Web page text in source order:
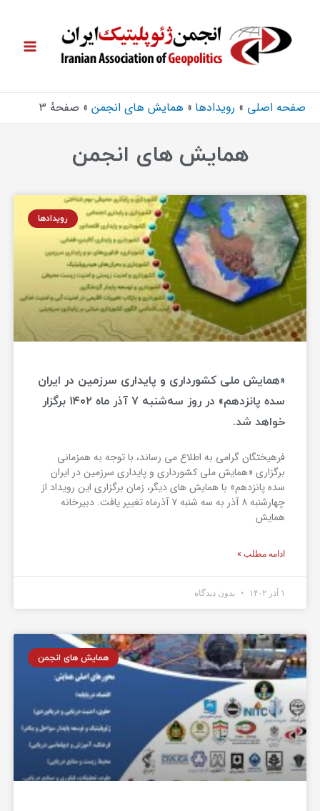
صفحه اصلی رویدادها همایش های انجمن صفحهٔ ۳
همایش های انجمن
رویدادها
«همایش ملی کشورداری و پایداری سرزمین در ایران
سده پانزدهم» در روز سه‌شنبه ۷ آذر ماه ۱۴۰۲ برگزار
خواهد شد.
فرهیختگان گرامی به اطلاع می رساند، با توجه به همزمانی
برگزاری «همایش ملی کشورداری و پایداری سرزمین در ایران
سده پانزدهم» با همایش های دیگر، زمان برگزاری این رویداد از
چهارشنبه ۸ آذر به سه شنبه ۷ آذرماه تغییر یافت. دبیرخانه
همایش
ادامه مطلب »
۱ آذر ۱۴۰۲ بدون دیدگاه
همایش های انجمن